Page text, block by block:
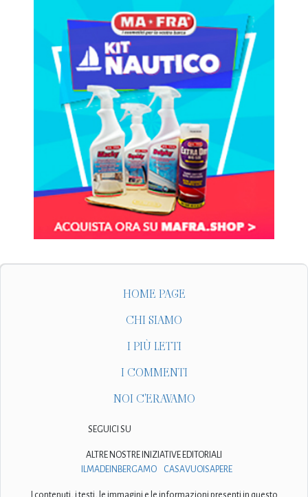
HOME PAGE
CHI SIAMO
I PIÙ LETTI
I COMMENTI
NOI C'ERAVAMO
SEGUICI SU
ALTRE NOSTRE INIZIATIVE EDITORIALI
ILMADEINBERGAMO
CASAVUOISAPERE
I contenuti, i testi, le immagini e le informazioni presenti in questo